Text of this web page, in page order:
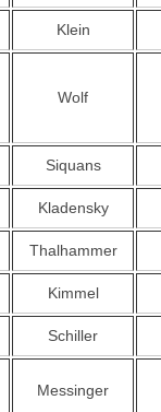
Klein
Wolf
Siquans
Kladensky
Thalhammer
Kimmel
Schiller
Messinger